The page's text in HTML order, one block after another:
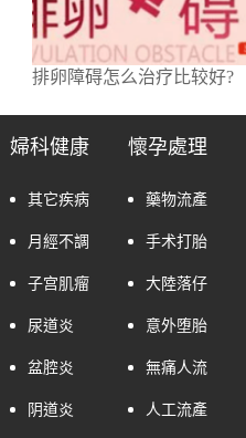
排卵障碍怎么治疗比较好?
婦科健康
其它疾病
月經不調
子宫肌瘤
尿道炎
盆腔炎
阴道炎
懷孕處理
藥物流產
手术打胎
大陸落仔
意外堕胎
無痛人流
人工流產